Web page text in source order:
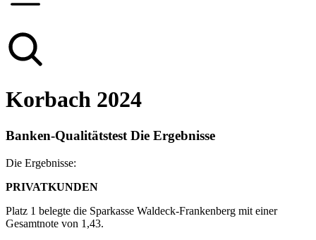
Korbach 2024
Banken-Qualitätstest Die Ergebnisse
Die Ergebnisse:
PRIVATKUNDEN
Platz 1 belegte die Sparkasse Waldeck-Frankenberg mit einer
Gesamtnote von 1,43.